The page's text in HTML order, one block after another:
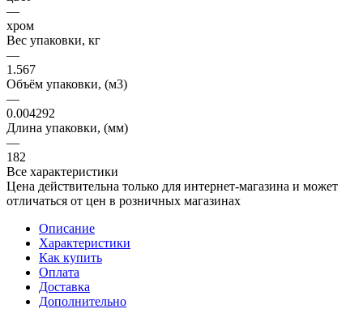
—
хром
Вес упаковки, кг
—
1.567
Объём упаковки, (м3)
—
0.004292
Длина упаковки, (мм)
—
182
Все характеристики
Цена действительна только для интернет-магазина и может
отличаться от цен в розничных магазинах
Описание
Характеристики
Как купить
Оплата
Доставка
Дополнительно